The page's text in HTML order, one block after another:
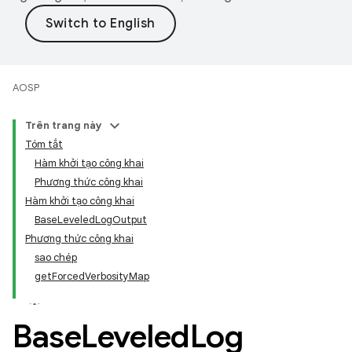
AOSP
Trên trang này
Tóm tắt
Hàm khởi tạo công khai
Phương thức công khai
Hàm khởi tạo công khai
BaseLeveledLogOutput
Phương thức công khai
sao chép
getForcedVerbosityMap
BaseLeveledLog